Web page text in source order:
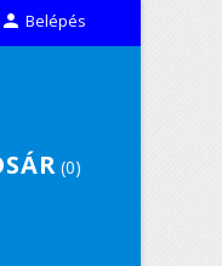
 Belépés
0